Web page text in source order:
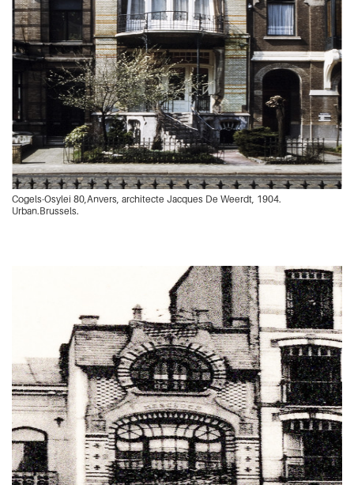
Cogels-Osylei 80,Anvers, architecte Jacques De Weerdt, 1904.
Urban.Brussels.